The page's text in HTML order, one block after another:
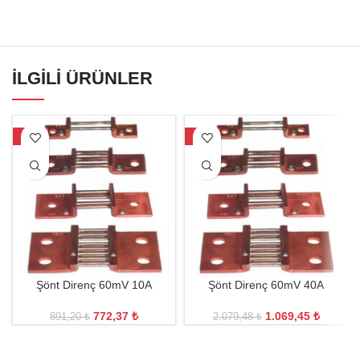
İLGILI ÜRÜNLER
-13%
Şönt Direnç 60mV 10A
891,20₺ 772,37 ₺
-49%
Şönt Direnç 60mV 40A
2.079,48₺ 1.069,45 ₺